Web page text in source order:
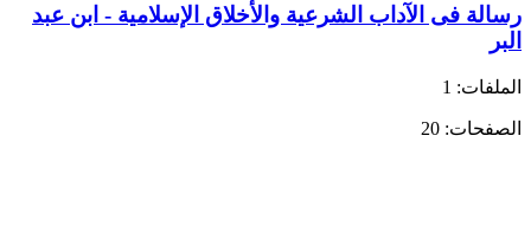
رسالة فى الآداب الشرعية والأخلاق الإسلامية - ابن عبد
البر
الملفات: 1
الصفحات: 20